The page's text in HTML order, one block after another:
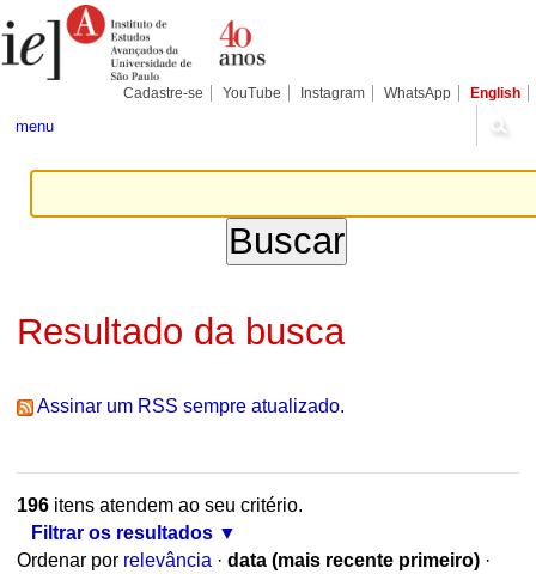
para
conteúdo.
Pessoais
Cadastre-se YouTube Instagram WhatsApp English
menu
Resultado da busca
Assinar um RSS sempre atualizado.
196itens atendem ao seu critério.
Filtrar os resultados
Ordenar por relevância · data (mais recente primeiro) ·